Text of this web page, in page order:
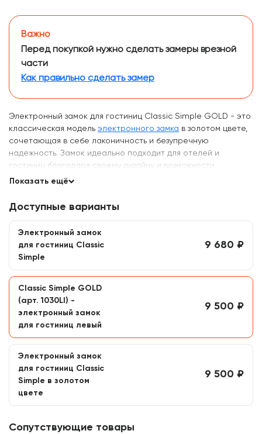
Важно
Перед покупкой нужно сделать замеры врезной
части
Как правильно сделать замер
Электронный замок для гостиниц Classic Simple GOLD - это
классическая модель электронного замка в золотом цвете,
сочетающая в себе лаконичность и безупречную
надежность. Замок идеально подходит для отелей и
гостиниц благодаря своему дизайну и возможности
интеграции с различными системами управления отелем
Гостиничный замокNovilock Classic Simple изготовлен из
нержавеющей стали, не содержит ответственных
элементов конструкции из пластика и силумина.
Все модели замков Novilock оснащены функцией
антипаника, которая позволяет открыть дверь изнутри в
любой ситуации.
Направление ручки выбирается при заказе:
4274L - левое
4274R - правое
Показать ещё
Доступные варианты
Электронный замок
для гостиниц Classic
Simple
9 680 ₽
Classic Simple GOLD
(арт. 1030LI) -
электронный замок
для гостиниц левый
9 500 ₽
Электронный замок
для гостиниц Classic
Simple в золотом
цвете
9 500 ₽
Сопутствующие товары